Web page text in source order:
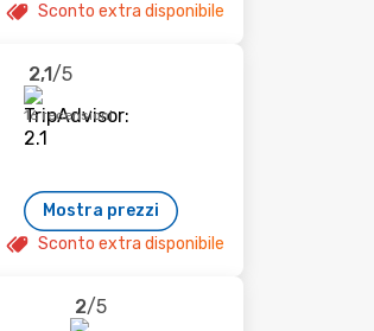
Sconto extra disponibile
2,1/5
16 recensioni
Mostra prezzi
Sconto extra disponibile
2/5